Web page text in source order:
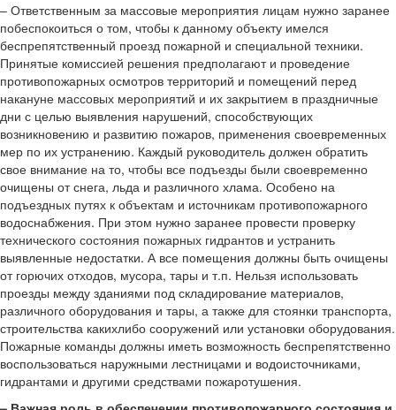
– Ответственным за массовые мероприятия лицам нужно заранее
побеспокоиться о том, чтобы к данному объекту имелся
беспрепятственный проезд пожарной и специальной техники.
Принятые комиссией решения предполагают и проведение
противопожарных осмотров территорий и помещений перед
накануне массовых мероприятий и их закрытием в праздничные
дни с целью выявления нарушений, способствующих
возникновению и развитию пожаров, применения своевременных
мер по их устранению. Каждый руководитель должен обратить
свое внимание на то, чтобы все подъезды были своевременно
очищены от снега, льда и различного хлама. Особено на
подъездных путях к объектам и источникам противопожарного
водоснабжения. При этом нужно заранее провести проверку
технического состояния пожарных гидрантов и устранить
выявленные недостатки. А все помещения должны быть очищены
от горючих отходов, мусора, тары и т.п. Нельзя использовать
проезды между зданиями под складирование материалов,
различного оборудования и тары, а также для стоянки транспорта,
строительства какихлибо сооружений или установки оборудования.
Пожарные команды должны иметь возможность беспрепятственно
воспользоваться наружными лестницами и водоисточниками,
гидрантами и другими средствами пожаротушения.